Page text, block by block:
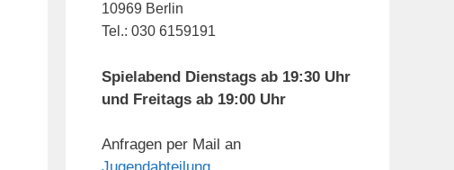
10969 Berlin
Tel.: 030 6159191
Spielabend Dienstags ab 19:30 Uhr
und Freitags ab 19:00 Uhr
Anfragen per Mail an